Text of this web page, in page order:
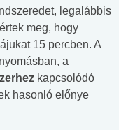
legalábbis
meg, hogy
15 percben. A
a
kapcsolódó
hasonló előnye